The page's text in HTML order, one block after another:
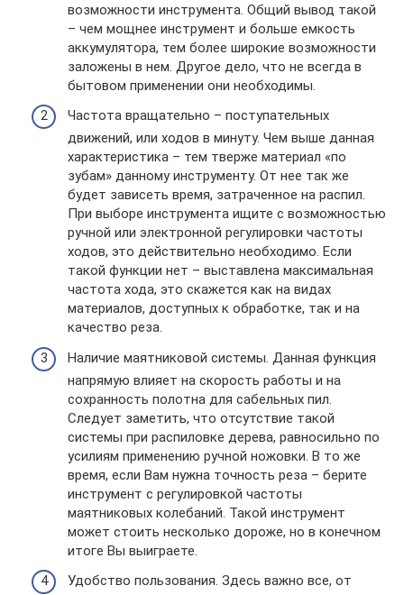
возможности инструмента. Общий вывод такой
– чем мощнее инструмент и больше емкость
аккумулятора, тем более широкие возможности
заложены в нем. Другое дело, что не всегда в
бытовом применении они необходимы.
Частота вращательно – поступательных
движений, или ходов в минуту. Чем выше данная
характеристика – тем тверже материал «по
зубам» данному инструменту. От нее так же
будет зависеть время, затраченное на распил.
При выборе инструмента ищите с возможностью
ручной или электронной регулировки частоты
ходов, это действительно необходимо. Если
такой функции нет – выставлена максимальная
частота хода, это скажется как на видах
материалов, доступных к обработке, так и на
качество реза.
Наличие маятниковой системы. Данная функция
напрямую влияет на скорость работы и на
сохранность полотна для сабельных пил.
Следует заметить, что отсутствие такой
системы при распиловке дерева, равносильно по
усилиям применению ручной ножовки. В то же
время, если Вам нужна точность реза – берите
инструмент с регулировкой частоты
маятниковых колебаний. Такой инструмент
может стоить несколько дороже, но в конечном
итоге Вы выиграете.
Удобство пользования. Здесь важно все, от